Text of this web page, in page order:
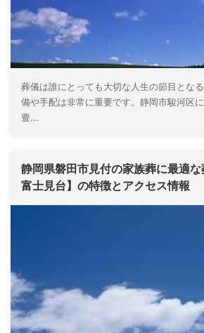
葬儀は誰にとっても大切な人生の節目とな
備や手配は非常に重要です。静岡市駿河区
豊...
静岡県磐田市見付の家族葬に最適
富士見台】の特徴とアクセス情報